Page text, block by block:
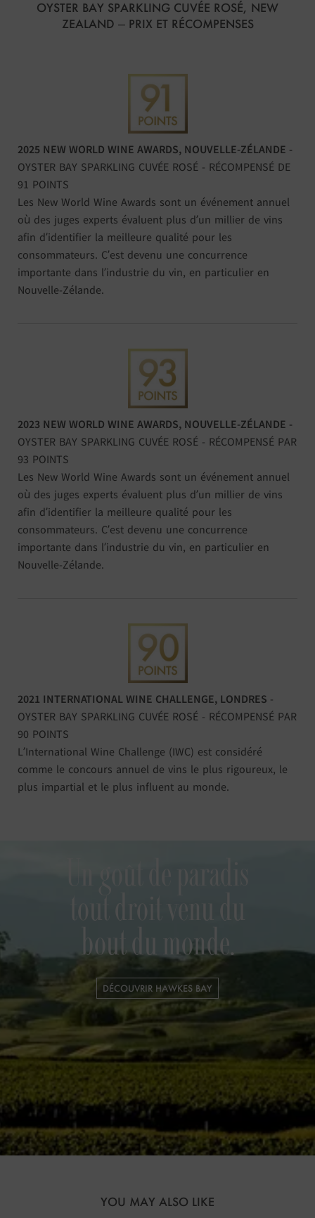
OYSTER BAY SPARKLING CUVÉE ROSÉ, NEW
ZEALAND – PRIX ET RÉCOMPENSES
2025 NEW WORLD WINE AWARDS, NOUVELLE-ZÉLANDE -
OYSTER BAY SPARKLING CUVÉE ROSÉ - RÉCOMPENSÉ DE
91 POINTS
Les New World Wine Awards sont un événement annuel
où des juges experts évaluent plus d’un millier de vins
afin d’identifier la meilleure qualité pour les
consommateurs. C’est devenu une concurrence
importante dans l’industrie du vin, en particulier en
Nouvelle-Zélande.
2023 NEW WORLD WINE AWARDS, NOUVELLE-ZÉLANDE -
OYSTER BAY SPARKLING CUVÉE ROSÉ - RÉCOMPENSÉ PAR
93 POINTS
Les New World Wine Awards sont un événement annuel
où des juges experts évaluent plus d’un millier de vins
afin d’identifier la meilleure qualité pour les
consommateurs. C’est devenu une concurrence
importante dans l’industrie du vin, en particulier en
Nouvelle-Zélande.
2021 INTERNATIONAL WINE CHALLENGE, LONDRES -
OYSTER BAY SPARKLING CUVÉE ROSÉ - RÉCOMPENSÉ PAR
90 POINTS
L’International Wine Challenge (IWC) est considéré
comme le concours annuel de vins le plus rigoureux, le
plus impartial et le plus influent au monde.
tout droit venu du
bout du monde.
DÉCOUVRIR HAWKES BAY
YOU MAY ALSO LIKE